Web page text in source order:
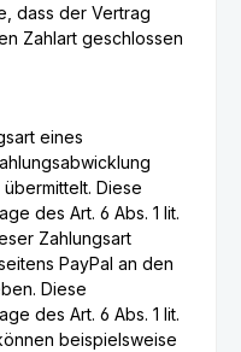
dass der Vertrag
Zahlart geschlossen
eines
Diese
des Art. 6 Abs. 1 lit.
Zahlungsart
PayPal an den
Diese
des Art. 6 Abs. 1 lit.
beispielsweise